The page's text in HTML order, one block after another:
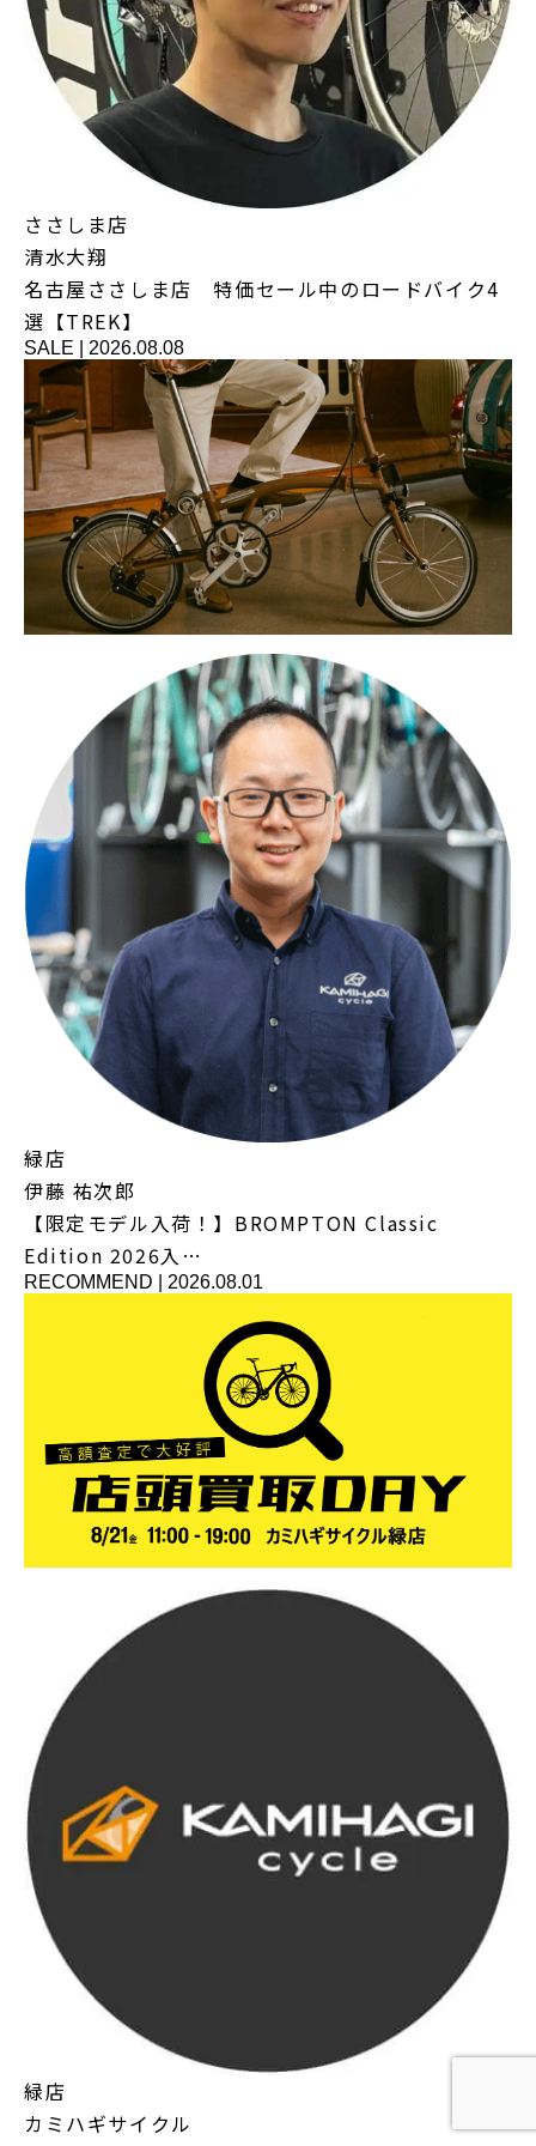
ささしま店
清水大翔
名古屋ささしま店 特価セール中のロードバイク4
選【TREK】
SALE 2026.08.08
緑店
伊藤 祐次郎
【限定モデル入荷！】BROMPTON Classic
Edition 2026入…
RECOMMEND 2026.08.01
緑店
カミハギサイクル